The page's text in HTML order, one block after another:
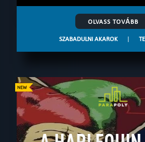
OLVASS TOVÁBB
SZABADULNI AKAROK |